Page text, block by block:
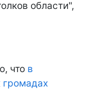
области",
что в